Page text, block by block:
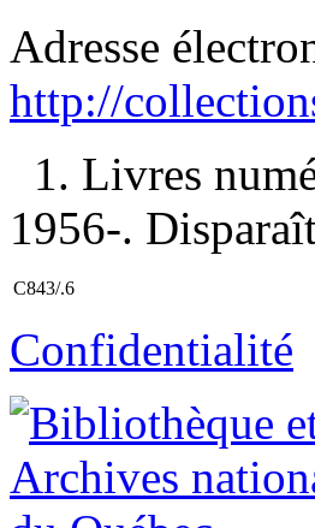
Adresse
http://
1. Livres
1956-.
C843/.6
Confidentialité